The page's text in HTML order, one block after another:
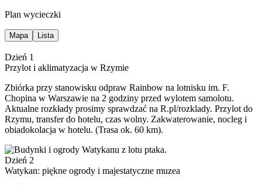
Plan wycieczki
Mapa Lista
Dzień 1
Przylot i aklimatyzacja w Rzymie
Zbiórka przy stanowisku odpraw Rainbow na lotnisku im. F.
Chopina w Warszawie na 2 godziny przed wylotem samolotu.
Aktualne rozkłady prosimy sprawdzać na R.pl/rozklady. Przylot do
Rzymu, transfer do hotelu, czas wolny. Zakwaterowanie, nocleg i
obiadokolacja w hotelu. (Trasa ok. 60 km).
Dzień 2
Watykan: piękne ogrody i majestatyczne muzea